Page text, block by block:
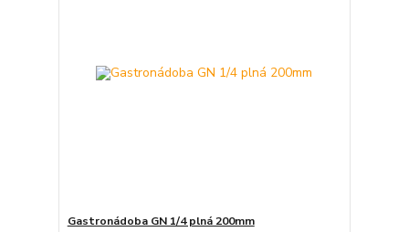
Gastronádoba GN 1/4 plná 200mm